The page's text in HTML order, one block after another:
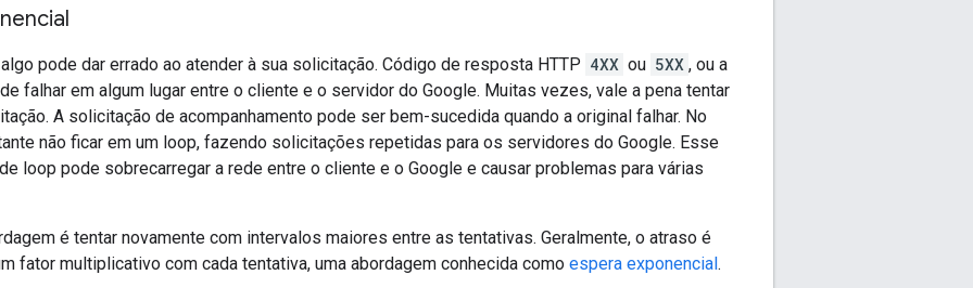
pode dar errado ao atender à sua solicitação. Código de resposta HTTP 4XX ou 5XX , ou a
falhar em algum lugar entre o cliente e o servidor do Google. Muitas vezes, vale a pena tentar
A solicitação de acompanhamento pode ser bem-sucedida quando a original falhar. No
não ficar em um loop, fazendo solicitações repetidas para os servidores do Google. Esse
loop pode sobrecarregar a rede entre o cliente e o Google e causar problemas para várias
é tentar novamente com intervalos maiores entre as tentativas. Geralmente, o atraso é
fator multiplicativo com cada tentativa, uma abordagem conhecida como espera exponencial.